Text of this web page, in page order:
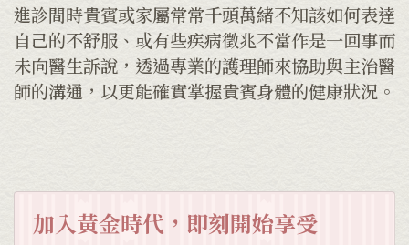
進診間時貴賓或家屬常常千頭萬緒不知該如何表達
自己的不舒服、或有些疾病徵兆不當作是一回事而
未向醫生訴說，透過專業的護理師來協助與主治醫
師的溝通，以更能確實掌握貴賓身體的健康狀況。
加入黃金時代，即刻開始享受